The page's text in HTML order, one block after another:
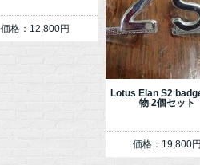
価格：12,800円
Lotus Elan S2
物 2個セット
価格：19,800